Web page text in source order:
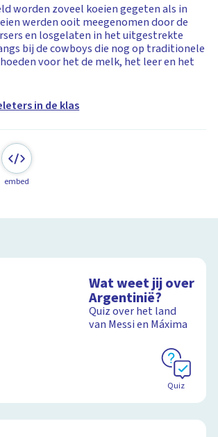
worden zoveel koeien gegeten als in
werden ooit meegenomen door de
en losgelaten in het uitgestrekte
bij de cowboys die nog op traditionele
voor het de melk, het leer en het
in de klas
embed
Wat weet jij over
Argentinië?
Quiz over het land
van Messi en Máxima
Quiz